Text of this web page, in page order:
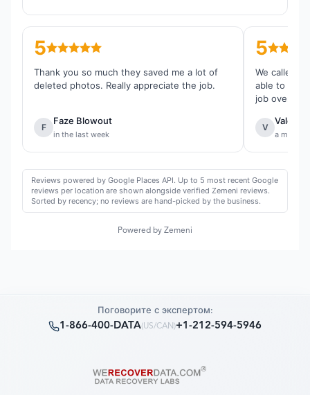
5
Thank you so much they saved me a lot of
deleted photos. Really appreciate the job.
F
Faze Blowout
in the last week
5
We called
able to
job overall.
V
a month
Reviews powered by Google Places API. Up to 5 most recent Google
reviews per location are shown alongside verified Zemeni reviews.
Sorted by recency; no reviews are hand-picked by the business.
Powered by Zemeni
Поговорите с экспертом:
1-866-400-DATA(US/CAN )+1-212-594-5946